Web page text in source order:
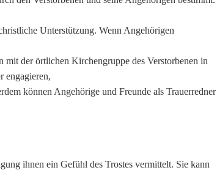
Unterstützung. Wenn Angehörigen
mit der örtlichen Kirchengruppe des Verstorbenen in
engagieren,
können Angehörige und Freunde als Trauerredner
ihnen ein Gefühl des Trostes vermittelt. Sie kann